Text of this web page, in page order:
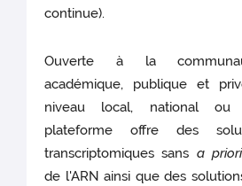
continue).
Ouverte à la
académique, publique et
niveau local, national ou
plateforme offre des
transcriptomiques sans a priori
de l'ARN ainsi que des